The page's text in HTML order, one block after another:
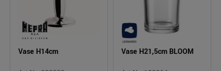
Vase H14cm Vase H21,5cm BLOOM